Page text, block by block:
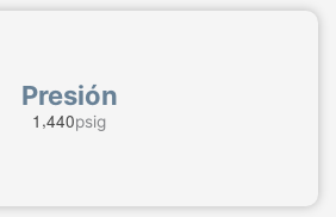
Presión
1 ,440psig